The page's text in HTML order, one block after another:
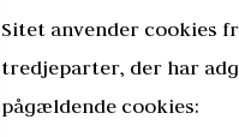
Sitet anvender cookies
tredjeparter, der har
pågældende cookies: